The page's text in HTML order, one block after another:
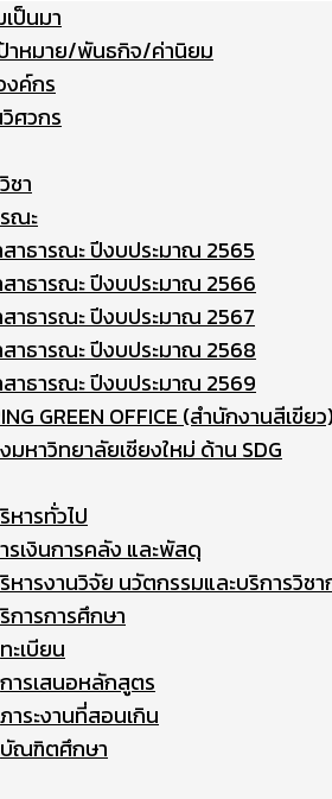
ป็นมา
าหมาย/พันธกิจ/ค่านิยม
งค์กร
ศวกร
ชา
ณะ
าธารณะ ปีงบประมาณ 2565
าธารณะ ปีงบประมาณ 2566
าธารณะ ปีงบประมาณ 2567
าธารณะ ปีงบประมาณ 2568
าธารณะ ปีงบประมาณ 2569
GREEN OFFICE (สำนักงานสีเขีย
มหาวิทยาลัยเชียงใหม่ ด้าน SDG
หารทั่วไป
รเงินการคลัง และพัสดุ
หารงานวิจัย นวัตกรรมและบริการวิชา
การการศึกษา
ทะเบียน
การเสนอหลักสูตร
ภาระงานที่สอนเกิน
บัณฑิตศึกษา